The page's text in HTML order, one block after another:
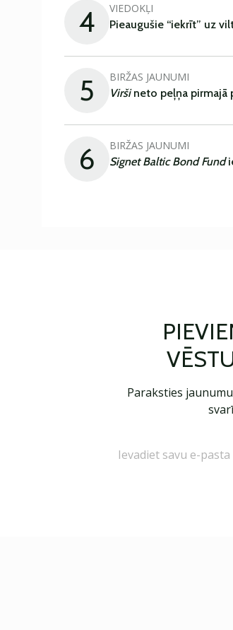
4 VIEDOKĻI
Pieaugušie “iekrīt” uz
5 BIRŽAS JAUNUMI
Viršineto peļņa pirmajā
6 BIRŽAS JAUNUMI
Signet Baltic Bond Fund
Paraksties